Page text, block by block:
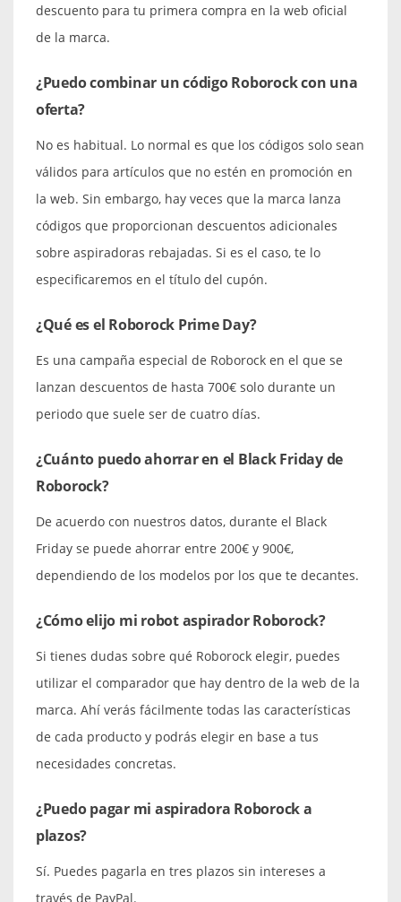
descuento para tu primera compra en la web oficial
de la marca.
¿Puedo combinar un código Roborock con una
oferta?
No es habitual. Lo normal es que los códigos solo sean
válidos para artículos que no estén en promoción en
la web. Sin embargo, hay veces que la marca lanza
códigos que proporcionan descuentos adicionales
sobre aspiradoras rebajadas. Si es el caso, te lo
especificaremos en el título del cupón.
¿Qué es el Roborock Prime Day?
Es una campaña especial de Roborock en el que se
lanzan descuentos de hasta 700€ solo durante un
periodo que suele ser de cuatro días.
¿Cuánto puedo ahorrar en el Black Friday de
Roborock?
De acuerdo con nuestros datos, durante el Black
Friday se puede ahorrar entre 200€ y 900€,
dependiendo de los modelos por los que te decantes.
¿Cómo elijo mi robot aspirador Roborock?
Si tienes dudas sobre qué Roborock elegir, puedes
utilizar el comparador que hay dentro de la web de la
marca. Ahí verás fácilmente todas las características
de cada producto y podrás elegir en base a tus
necesidades concretas.
¿Puedo pagar mi aspiradora Roborock a
plazos?
Sí. Puedes pagarla en tres plazos sin intereses a
través de PayPal.